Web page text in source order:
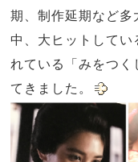
期、制作延期など多
中、大ヒットしてい
れている「みをつく
てきました。